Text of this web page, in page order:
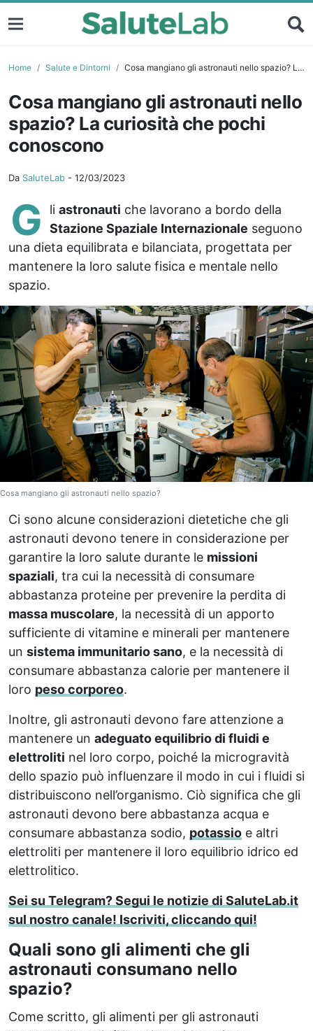
Home Salute e Dintorni Cosa mangiano gli astronauti nello spazio? La curiosità che pochi conoscono
Cosa mangiano gli astronauti nello
spazio? La curiosità che pochi
conoscono
Da SaluteLab - 12/03/2023
G li astronauti che lavorano a bordo della
Stazione Spaziale Internazionale seguono
una dieta equilibrata e bilanciata, progettata per
mantenere la loro salute fisica e mentale nello
spazio.
Cosa mangiano gli astronauti nello spazio?
Ci sono alcune considerazioni dietetiche che gli
astronauti devono tenere in considerazione per
garantire la loro salute durante le missioni
spaziali, tra cui la necessità di consumare
abbastanza proteine per prevenire la perdita di
massa muscolare, la necessità di un apporto
sufficiente di vitamine e minerali per mantenere
un sistema immunitario sano, e la necessità di
consumare abbastanza calorie per mantenere il
loro peso corporeo.
Inoltre, gli astronauti devono fare attenzione a
mantenere un adeguato equilibrio di fluidi e
elettroliti nel loro corpo, poiché la microgravità
dello spazio può influenzare il modo in cui i fluidi si
distribuiscono nell’organismo. Ciò significa che gli
astronauti devono bere abbastanza acqua e
consumare abbastanza sodio, potassio e altri
elettroliti per mantenere il loro equilibrio idrico ed
elettrolitico.
Sei su Telegram? Segui le notizie di SaluteLab.it
sul nostro canale! Iscriviti, cliccando qui!
Quali sono gli alimenti che gli
astronauti consumano nello
spazio?
Come scritto, gli alimenti per gli astronauti